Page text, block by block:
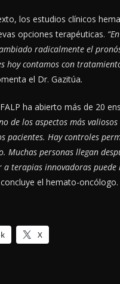
los estudios clínicos
opciones terapéuticas.
radicalmente el
hoy contamos con
el Dr. Gazitúa.
ha abierto más de 20
de los aspectos más
pacientes. Hay controles
Muchas personas llegan
a terapias innovadoras
concluye el hemato-oncólogo.
X